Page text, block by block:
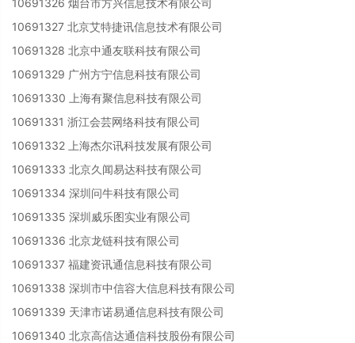
10691327 北京艾特捷讯信息技术有限公司
10691328 北京中通友联科技有限公司
10691329 广州方宁信息科技有限公司
10691330 上海有聚信息科技有限公司
10691331 浙江会芸网络科技有限公司
10691332 上海杰尔讯科技发展有限公司
10691333 北京久闻易达科技有限公司
10691334 深圳问牛科技有限公司
10691335 深圳威乐图实业有限公司
10691336 北京龙链科技有限公司
10691337 福建资讯通信息科技有限公司
10691338 深圳市中信容大信息科技有限公司
10691339 天津市诺易通信息科技有限公司
10691340 北京高信达通信科技股份有限公司